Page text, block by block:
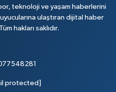
teknoloji ve yaşam haberlerini
ulaştıran dijital haber
hakları saklıdır.
protected]